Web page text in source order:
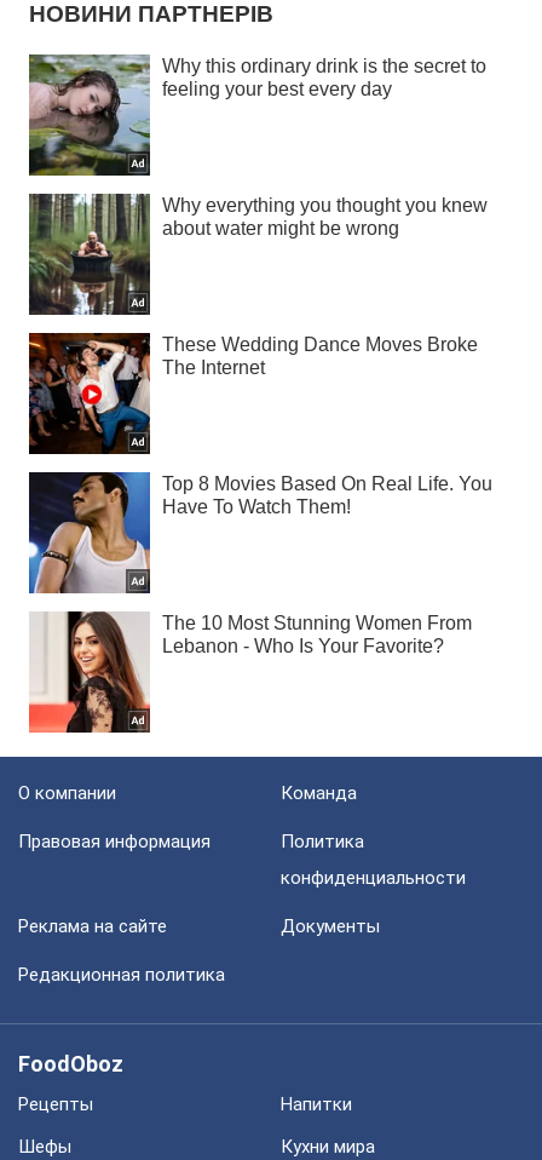
О компании Команда
Правовая информация
Политика
конфиденциальности
Реклама на сайте Документы
Редакционная политика
FoodOboz
Рецепты
Напитки
Шефы
Кухни мира